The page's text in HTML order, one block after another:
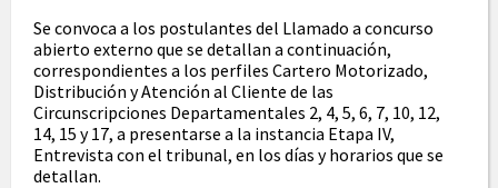
Se convoca a los postulantes del Llamado a concurso
abierto externo que se detallan a continuación,
correspondientes a los perfiles Cartero Motorizado,
Distribución y Atención al Cliente de las
Circunscripciones Departamentales 2, 4, 5, 6, 7, 10, 12,
14, 15 y 17, a presentarse a la instancia Etapa IV,
Entrevista con el tribunal, en los días y horarios que se
detallan.